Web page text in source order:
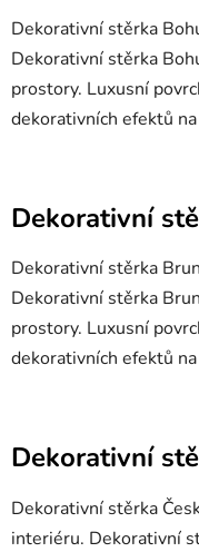
Dekorativní stěrka
Dekorativní stěrka
prostory. Luxusní
dekorativních efektů
Dekorativní
Dekorativní stěrka
Dekorativní stěrka
prostory. Luxusní
dekorativních efektů
Dekorativní
Dekorativní stěrka
interiéru. Dekorativní